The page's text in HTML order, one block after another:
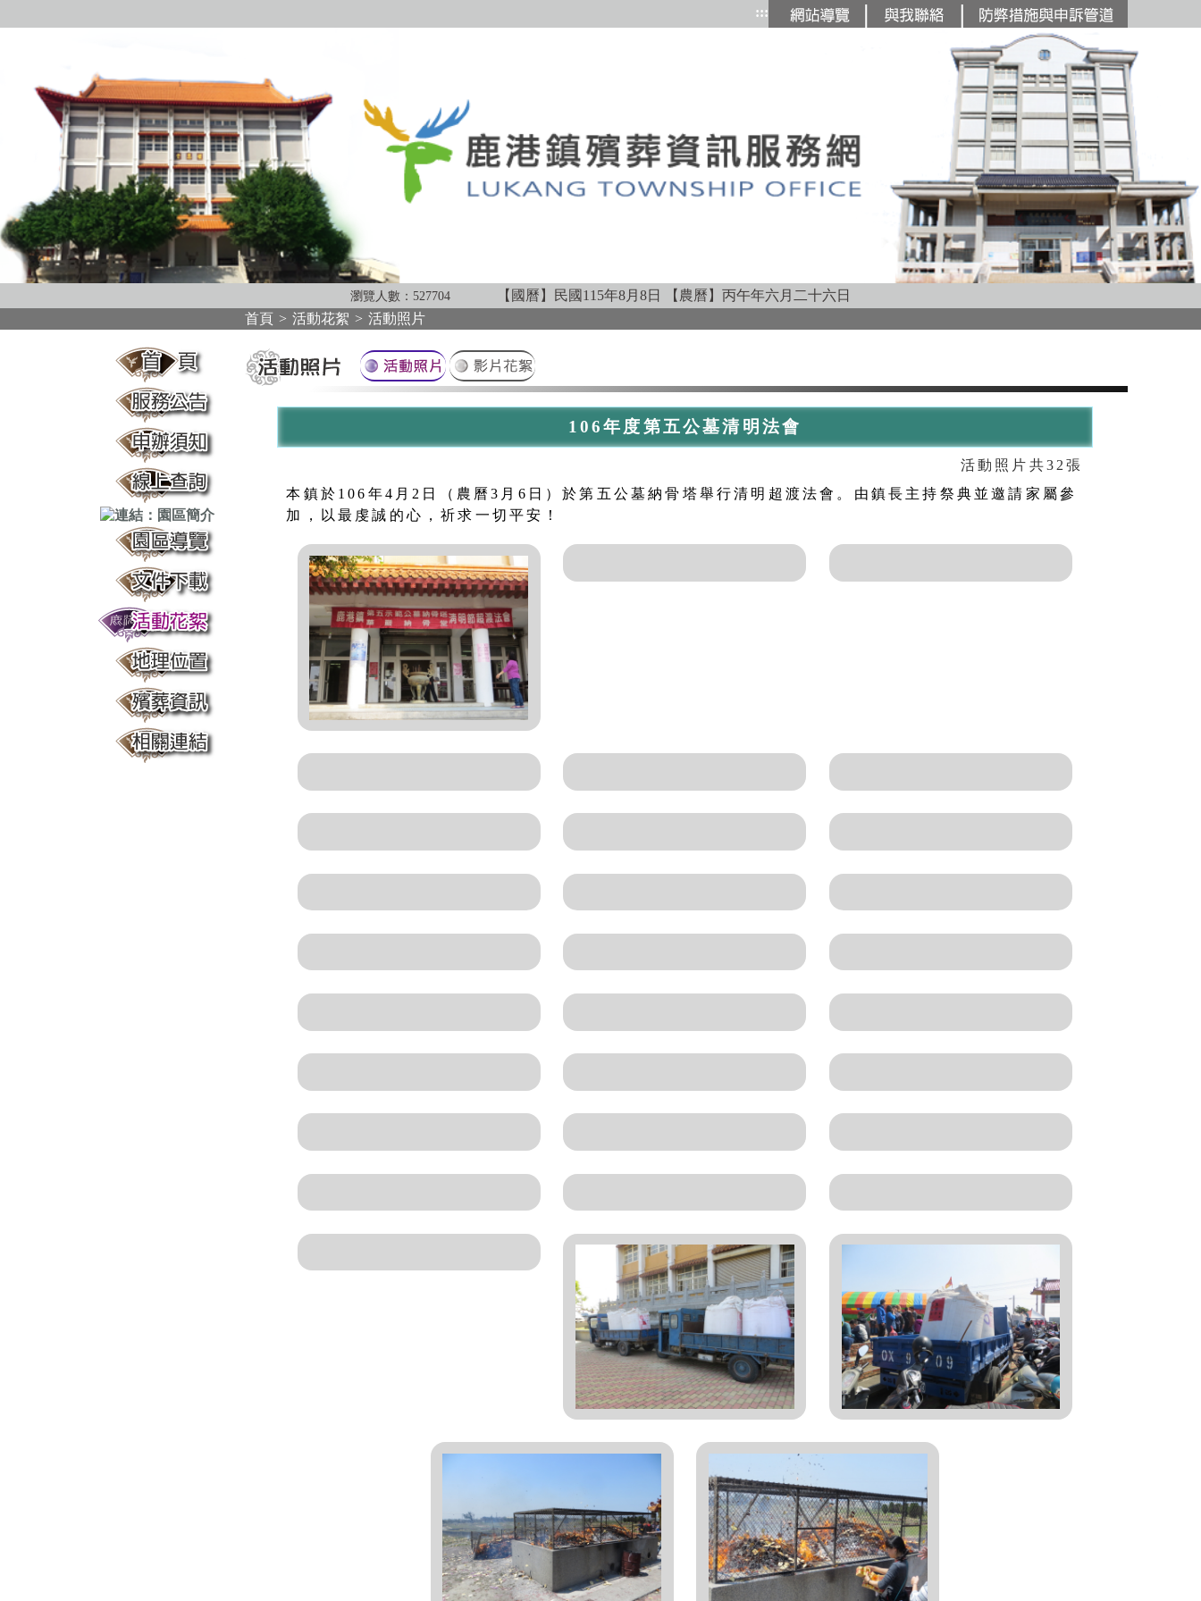
跳到主要內容區塊
:::
瀏覽人數： 527704 【國曆】民國115年8月8日
【農曆】丙午年六月二十六日
首頁 > 活動花絮 > 活動照片
106年度第五公墓清明法會
活動照片共32張
本鎮於106年4月2日（農曆3月6日）於第五公墓納骨塔舉行清明超渡法會。由鎮長主持祭典並邀請家屬參
加，以最虔誠的心，祈求一切平安！